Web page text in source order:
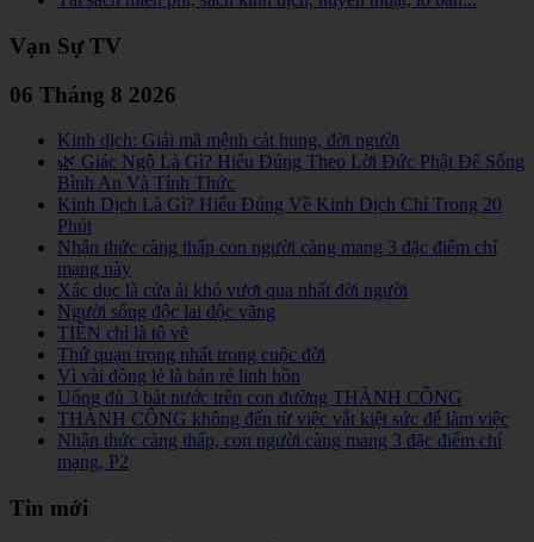
Vạn Sự TV
06 Tháng 8 2026
Kinh dịch: Giải mã mệnh cát hung, đời người
🌿 Giác Ngộ Là Gì? Hiểu Đúng Theo Lời Đức Phật Để Sống
Bình An Và Tỉnh Thức
Kinh Dịch Là Gì? Hiểu Đúng Về Kinh Dịch Chỉ Trong 20
Phút
Nhận thức càng thấp con người càng mang 3 đặc điểm chí
mạng này
Xác dục là cửa ải khó vượt qua nhất đời người
Người sống độc lai độc vãng
TIỀN chỉ là tô vẽ
Thứ quạn trọng nhất trong cuộc đời
Vì vài đồng lẻ là bán rẻ linh hồn
Uống đủ 3 bát nước trên con đường THÀNH CÔNG
THÀNH CÔNG không đến từ việc vắt kiệt sức để làm việc
Nhận thức càng thấp, con người càng mang 3 đặc điểm chí
mạng, P2
Tin mới